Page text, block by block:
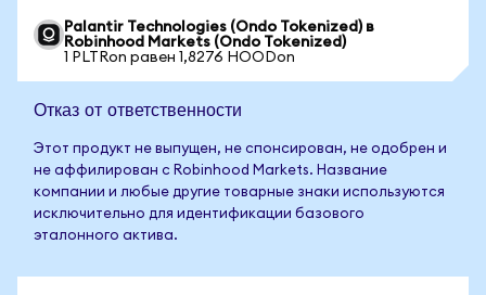
Palantir Technologies (Ondo Tokenized) в
Robinhood Markets (Ondo Tokenized)
1 PLTRon равен 1,8276 HOODon
Отказ от ответственности
Этот продукт не выпущен, не спонсирован, не одобрен и
не аффилирован с Robinhood Markets. Название
компании и любые другие товарные знаки используются
исключительно для идентификации базового
эталонного актива.